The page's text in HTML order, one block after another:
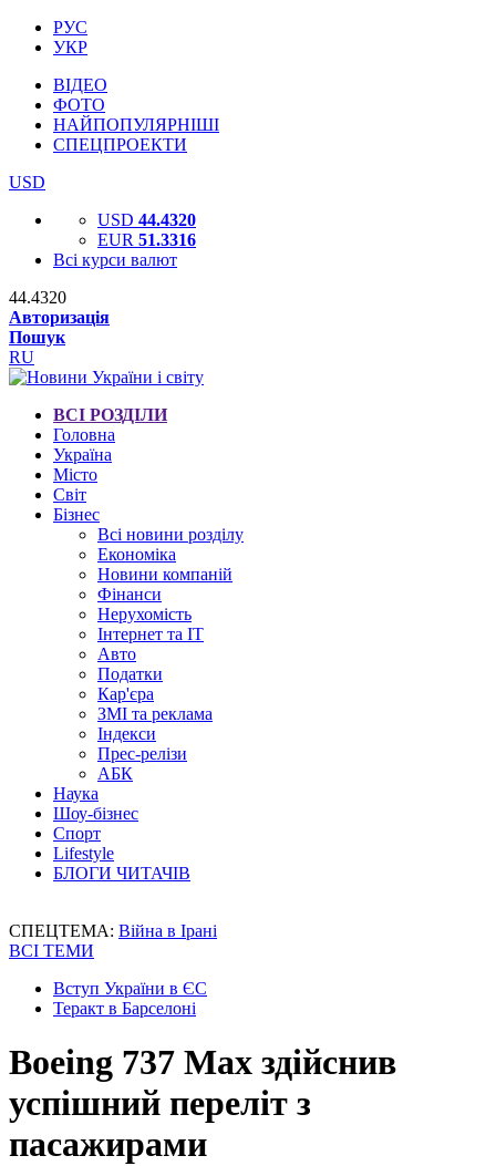
РУС
УКР
ВІДЕО
ФОТО
НАЙПОПУЛЯРНІШІ
СПЕЦПРОЕКТИ
USD
USD 44.4320
EUR 51.3316
Всі курси валют
44.4320
Авторизація
Пошук
RU
ВСІ РОЗДІЛИ
Головна
Україна
Місто
Світ
Бізнес
Всі новини розділу
Економіка
Новини компаній
Фінанси
Нерухомість
Інтернет та IT
Авто
Податки
Кар'єра
ЗМІ та реклама
Індекси
Прес-релізи
АБК
Наука
Шоу-бізнес
Спорт
Lifestyle
БЛОГИ ЧИТАЧІВ
СПЕЦТЕМА: Війна в Ірані
ВСІ ТЕМИ
Вступ України в ЄС
Теракт в Барселоні
Boeing 737 Max здійснив
успішний переліт з
пасажирами